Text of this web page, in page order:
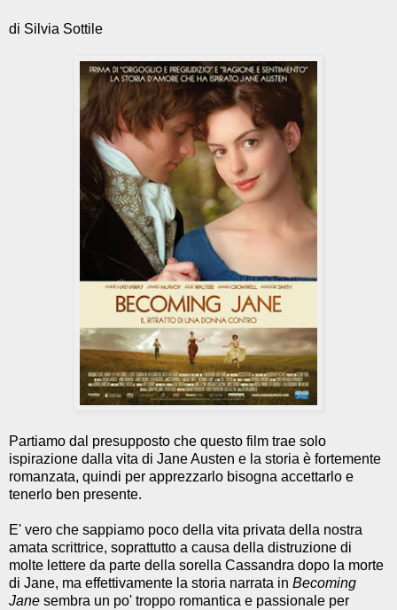
di Silvia Sottile
Partiamo dal presupposto che questo film trae solo
ispirazione dalla vita di Jane Austen e la storia è fortemente
romanzata, quindi per apprezzarlo bisogna accettarlo e
tenerlo ben presente.
E' vero che sappiamo poco della vita privata della nostra
amata scrittrice, soprattutto a causa della distruzione di
molte lettere da parte della sorella Cassandra dopo la morte
di Jane, ma effettivamente la storia narrata in Becoming
Jane sembra un po' troppo romantica e passionale per